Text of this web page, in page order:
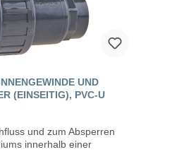
UND
(EINSEITIG), PVC-U
und zum Absperren
innerhalb einer